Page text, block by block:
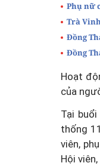
Phụ nữ
Trà
Đồng
Đồng
Hoạt
của
Tại
thống
viên,
Hội